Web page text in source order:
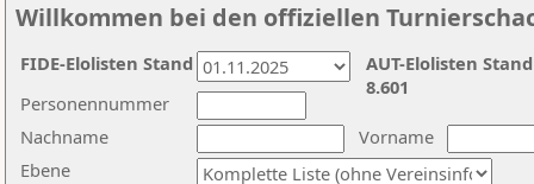
Willkommen bei den offiziellen
Nachname
Vorname
Ebene
Personennummer
AUT-Elolisten
8.601
FIDE-Elolisten Stand